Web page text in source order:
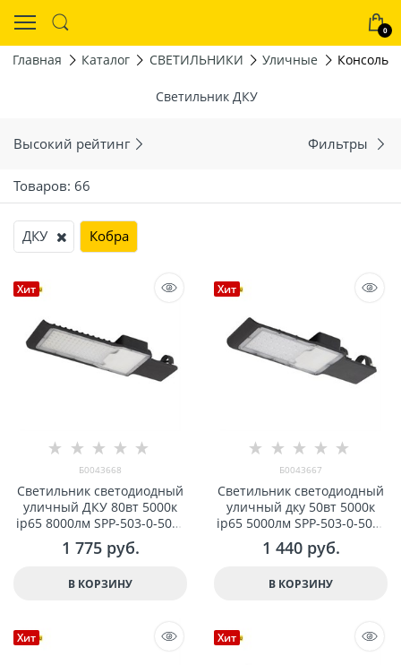
0
Главная Каталог СВЕТИЛЬНИКИ Уличные
Светильник ДКУ
Высокий рейтинг Фильтры
Товаров: 66
ДКУ Кобра
Хит
Б0043668
Светильник светодиодный
уличный ДКУ 80вт 5000к
ip65 8000лм SPP-503-0-50K-
080 ЭРА КСС "Ш" 48мм
Б0043668
1 775 руб.
В КОРЗИНУ
Хит
Б0043667
Светильник светодиодный
уличный дку 50вт 5000к
ip65 5000лм SPP-503-0-50K-
050 ЭРА КСС "Ш-с" 48мм
Б0043667
1 440 руб.
В КОРЗИНУ
Хит Хит